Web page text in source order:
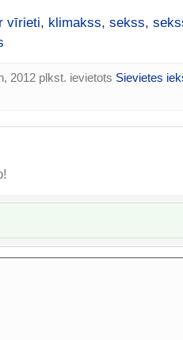
vīrieti, klimakss, sekss,
2012 plkst. ievietots Sievietes